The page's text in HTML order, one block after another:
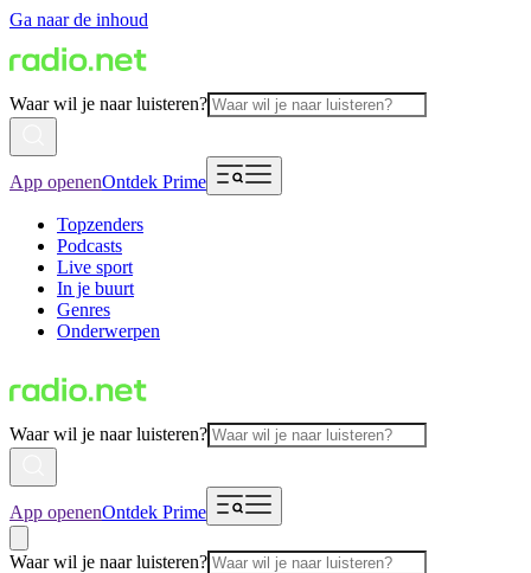
Ga naar de inhoud
Waar wil je naar luisteren?
App openenOntdek Prime
Topzenders
Podcasts
Live sport
In je buurt
Genres
Onderwerpen
Waar wil je naar luisteren?
App openenOntdek Prime
Waar wil je naar luisteren?